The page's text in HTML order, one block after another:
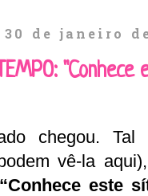
30 de janeiro
chegou. Tal
vê-la
este